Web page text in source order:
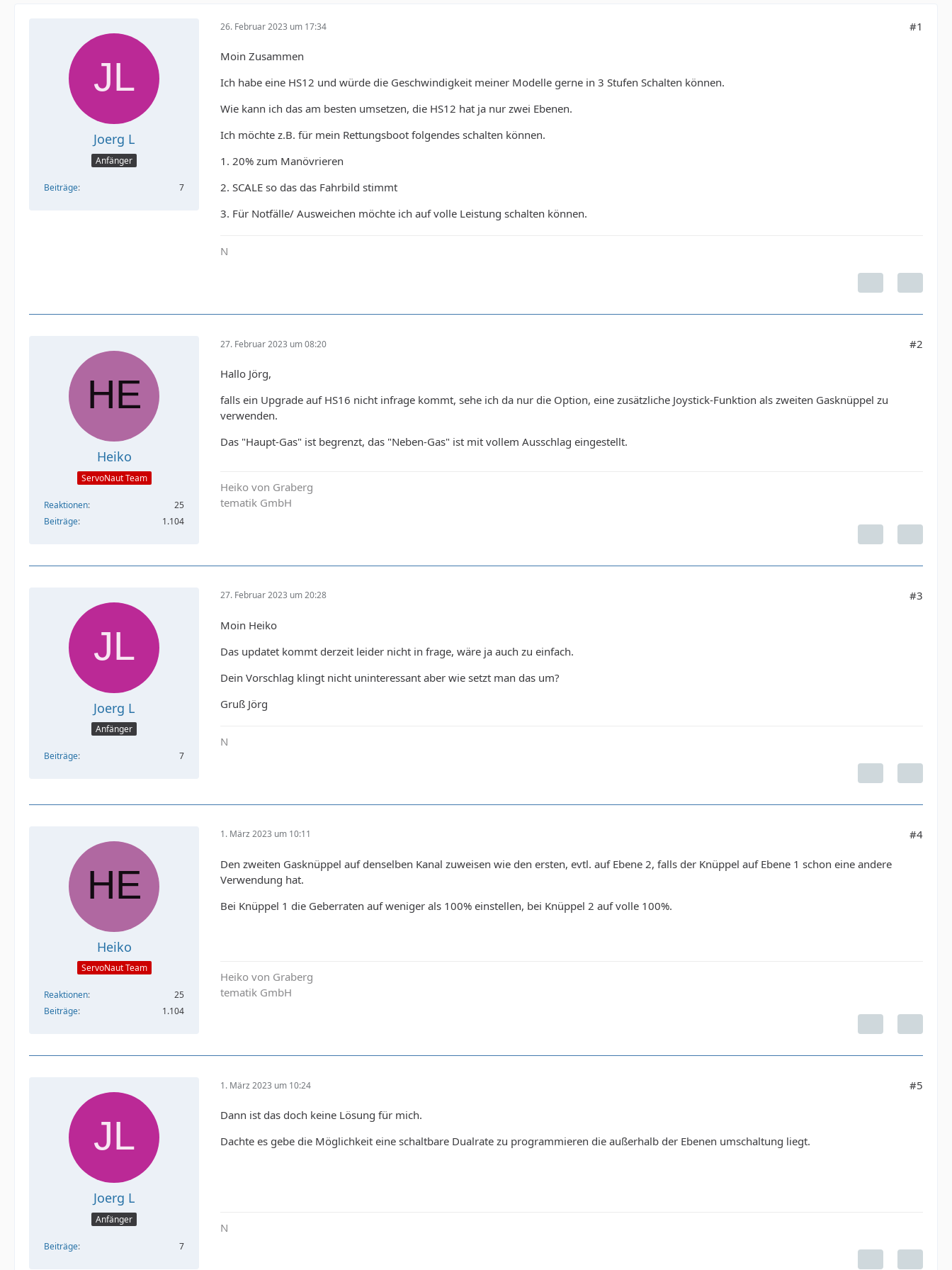
Joerg L
Anfänger
Beiträge 7
26. Februar 2023 um 17:34 #1
Moin Zusammen
Ich habe eine HS12 und würde die Geschwindigkeit meiner Modelle gerne in 3 Stufen Schalten können.
Wie kann ich das am besten umsetzen, die HS12 hat ja nur zwei Ebenen.
Ich möchte z.B. für mein Rettungsboot folgendes schalten können.
1. 20% zum Manövrieren
2. SCALE so das das Fahrbild stimmt
3. Für Notfälle/ Ausweichen möchte ich auf volle Leistung schalten können.
N
Heiko
ServoNaut Team
Reaktionen
25
Beiträge
1.104
27. Februar 2023 um 08:20 #2
Hallo Jörg,
falls ein Upgrade auf HS16 nicht infrage kommt, sehe ich da nur die Option, eine zusätzliche Joystick-Funktion als zweiten Gasknüppel zu
verwenden.
Das "Haupt-Gas" ist begrenzt, das "Neben-Gas" ist mit vollem Ausschlag eingestellt.
Heiko von Graberg
tematik GmbH
Joerg L
Anfänger
Beiträge 7
27. Februar 2023 um 20:28 #3
Moin Heiko
Das updatet kommt derzeit leider nicht in frage, wäre ja auch zu einfach.
Dein Vorschlag klingt nicht uninteressant aber wie setzt man das um?
Gruß Jörg
N
Heiko
ServoNaut Team
Reaktionen
25
Beiträge
1.104
1. März 2023 um 10:11 #4
Den zweiten Gasknüppel auf denselben Kanal zuweisen wie den ersten, evtl. auf Ebene 2, falls der Knüppel auf Ebene 1 schon eine andere
Verwendung hat.
Bei Knüppel 1 die Geberraten auf weniger als 100% einstellen, bei Knüppel 2 auf volle 100%.
Heiko von Graberg
tematik GmbH
Joerg L
Anfänger
Beiträge 7
1. März 2023 um 10:24 #5
Dann ist das doch keine Lösung für mich.
Dachte es gebe die Möglichkeit eine schaltbare Dualrate zu programmieren die außerhalb der Ebenen umschaltung liegt.
N